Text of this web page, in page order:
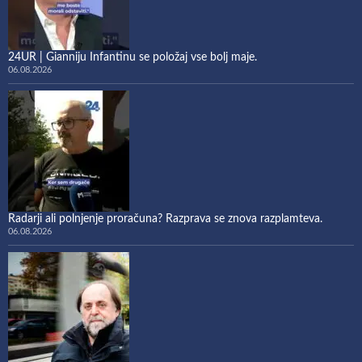
24UR | Gianniju Infantinu se položaj vse bolj maje.
06.08.2026
Radarji ali polnjenje proračuna? Razprava se znova razplamteva.
06.08.2026